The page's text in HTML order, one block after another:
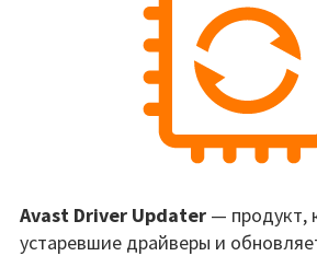
2.5
ключ
2020
2021.
Avast Driver Updater— продукт,
устаревшие драйверы и